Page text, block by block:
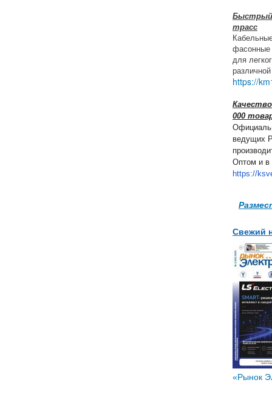
трасс
фасонные
для
https://
000
ведущих
Оптом и в
https://
Свежий
«Рынок